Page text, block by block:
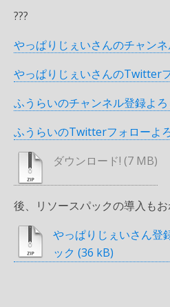
???
やっぱりじぇいさんのチャンネ
やっぱりじぇいさんのTwitter
ふうらいのチャンネル登録よろ
ふうらいのTwitterフォローよ
ダウンロード!
後、リソースパックの導入も
やっぱりじぇいさん登
ック